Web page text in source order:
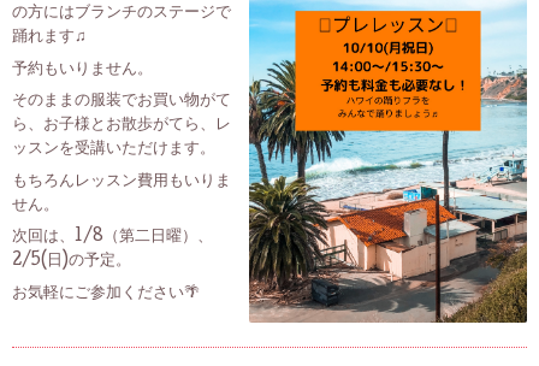
の方にはブランチのステージで
踊れます♫
予約もいりません。
そのままの服装でお買い物がて
ら、お子様とお散歩がてら、レ
ッスンを受講いただけます。
もちろんレッスン費用もいりま
せん。
次回は、1/8（第二日曜）、
2/5(日)の予定。
お気軽にご参加ください🌴